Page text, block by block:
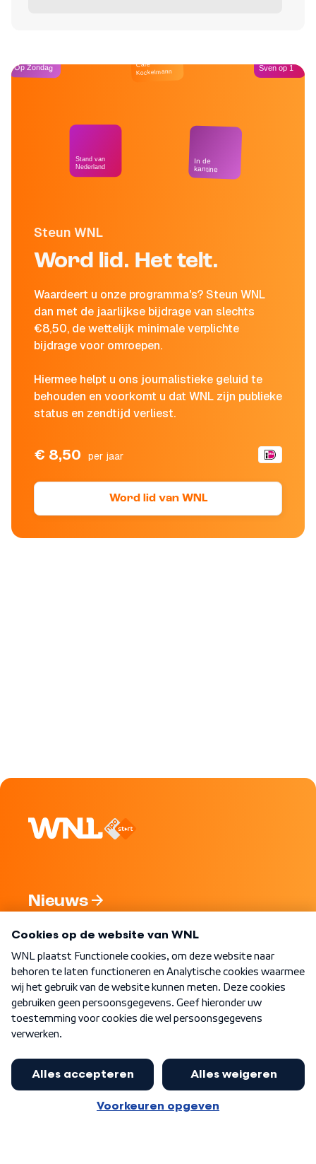
Steun WNL
Word lid. Het telt.
Waardeert u onze programma's? Steun WNL
dan met de jaarlijkse bijdrage van slechts
€8,50, de wettelijk minimale verplichte
bijdrage voor omroepen.
Hiermee helpt u ons journalistieke geluid te
behouden en voorkomt u dat WNL zijn publieke
status en zendtijd verliest.
€ 8,50 per jaar
Word lid van WNL
Op Zondag
Stand van
Nederland
Café
Kockelmann
In de
kantine
Sven op 1
Nieuws
Nieuwsbrief
Word Lid